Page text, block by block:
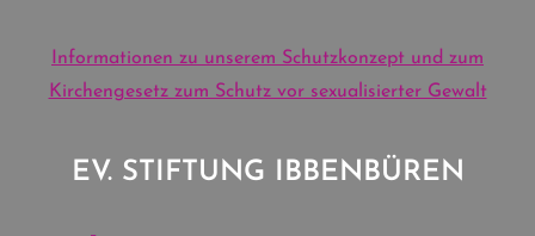
Informationen zu unserem Schutzkonzept und zum
Kirchengesetz zum Schutz vor sexualisierter Gewalt
EV. STIFTUNG IBBENBÜREN